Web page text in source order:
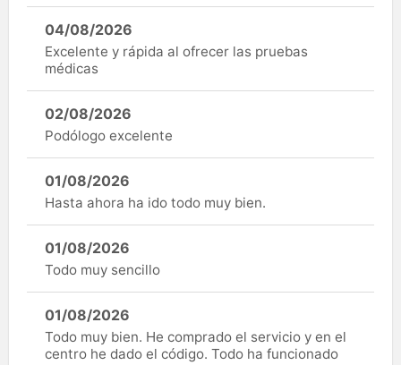
04/08/2026
Excelente y rápida al ofrecer las pruebas
médicas
02/08/2026
Podólogo excelente
01/08/2026
Hasta ahora ha ido todo muy bien.
01/08/2026
Todo muy sencillo
01/08/2026
Todo muy bien. He comprado el servicio y en el
centro he dado el código. Todo ha funcionado